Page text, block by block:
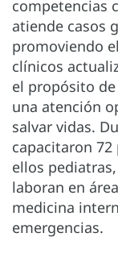
competencias
atiende casos
promoviendo
clínicos
el propósito
una atención
salvar vidas.
capacitaron
ellos
laboran en
medicina
emergencias.